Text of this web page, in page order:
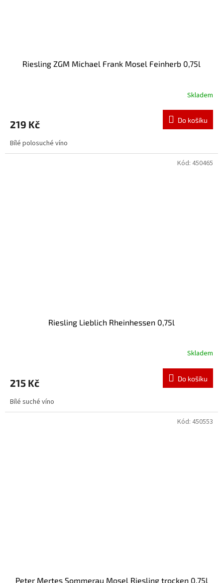
Riesling ZGM Michael Frank Mosel Feinherb 0,75l
Skladem
219 Kč Do košíku
Bílé polosuché víno
Riesling Lieblich Rheinhessen 0,75l
Skladem
215 Kč Do košíku
Bílé suché víno
Kód: 450465
Peter Mertes Sommerau Mosel Riesling trocken 0,75l
Kód: 450553